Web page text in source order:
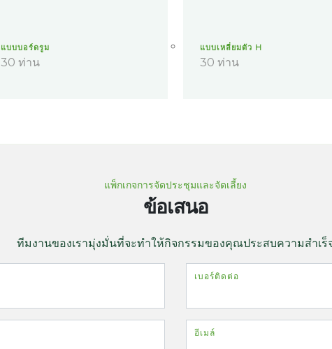
แบบบอร์ดรูม
30 ท่าน
แบบเหลี่ยมตัว H
30 ท่าน
แพ็กเกจการจัดประชุมและจัดเลี้ยง
ข้อเสนอ
ทีมงานของเรามุ่งมั่นที่จะทำให้กิจกรรมของคุณประสบความสำเร็
เบอร์ติดต่อ
อีเมล์